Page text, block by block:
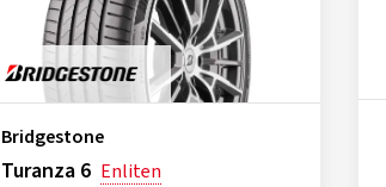
Bridgestone
Turanza 6 Enliten